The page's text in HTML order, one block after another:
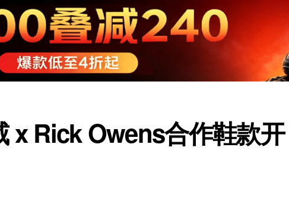
x Rick Owens合作鞋款开